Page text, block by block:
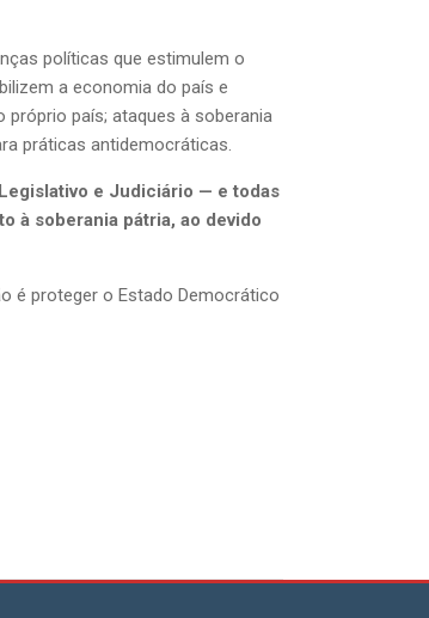
políticas que estimulem o
a economia do país e
país; ataques à soberania
práticas antidemocráticas.
e Judiciário — e todas
à soberania pátria, ao devido
é proteger o Estado Democrático